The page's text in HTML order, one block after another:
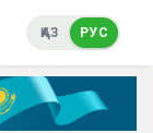
ҚАЗ РУС